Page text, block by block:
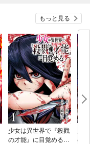
もっと見る
少女は異世界で『殺戮
の才能』に目覚める
者